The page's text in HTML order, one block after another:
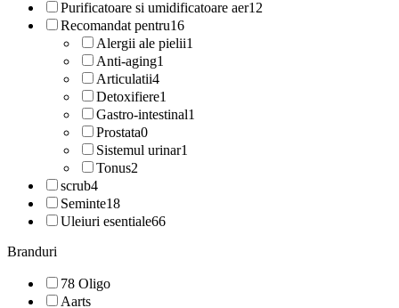
Purificatoare si umidificatoare aer12
Recomandat pentru16
Alergii ale pielii1
Anti-aging1
Articulatii4
Detoxifiere1
Gastro-intestinal1
Prostata0
Sistemul urinar1
Tonus2
scrub4
Seminte18
Uleiuri esentiale66
Branduri
78 Oligo
Aarts